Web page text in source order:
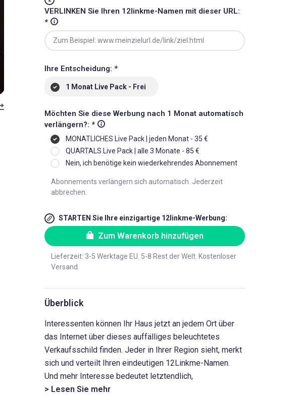
VERLINKEN Sie Ihren 12linkme-Namen mit dieser URL:
*
Ihre Entscheidung: *
1 Monat Live Pack - Frei
Möchten Sie diese Werbung nach 1 Monat automatisch
verlängern?: *
MONATLICHES Live Pack | jeden Monat - 35 €
QUARTALS Live Pack | alle 3 Monate - 85 €
Nein, ich benötige kein wiederkehrendes Abonnement
Abonnements verlängern sich automatisch. Jederzeit
abbrechen.
STARTEN Sie Ihre einzigartige 12linkme-Werbung:
Zum Warenkorb hinzufügen
Lieferzeit: 3-5 Werktage EU. 5-8 Rest der Welt. Kostenloser
Versand.
Überblick
Interessenten können Ihr Haus jetzt an jedem Ort über
das Internet über dieses auffälliges beleuchtetes
Verkaufsschild finden. Jeder in Ihrer Region sieht, merkt
sich und verteilt Ihren eindeutigen 12Linkme-Namen.
Und mehr Interesse bedeutet letztendlich,
> Lesen Sie mehr